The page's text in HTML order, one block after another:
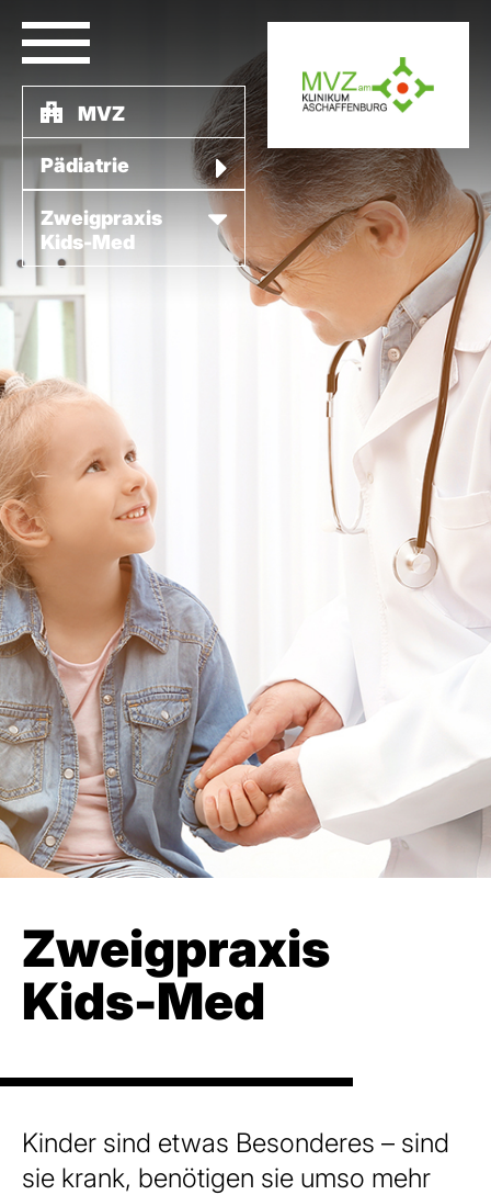
MVZ
Pädiatrie
Zweig­praxis
Kids-Med
Zweig­praxis
Kids-Med
Kinder sind etwas Besonderes – sind
sie krank, benötigen sie umso mehr